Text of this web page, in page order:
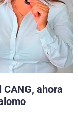
ahora